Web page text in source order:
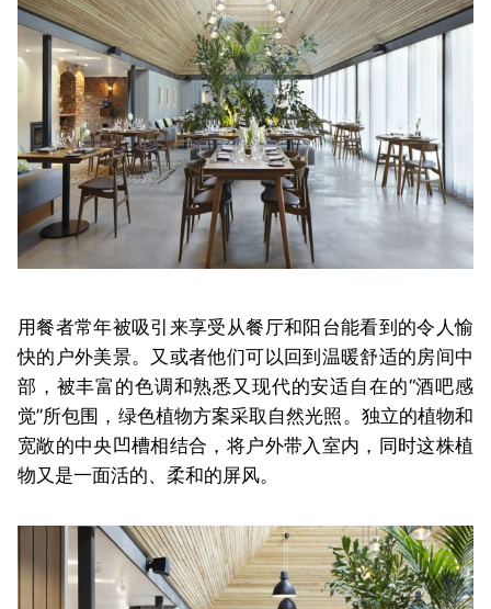
用餐者常年被吸引来享受从餐厅和阳台能看到的令人愉
快的户外美景。又或者他们可以回到温暖舒适的房间中
部，被丰富的色调和熟悉又现代的安适自在的“酒吧感
觉”所包围，绿色植物方案采取自然光照。独立的植物和
宽敞的中央凹槽相结合，将户外带入室内，同时这株植
物又是一面活的、柔和的屏风。